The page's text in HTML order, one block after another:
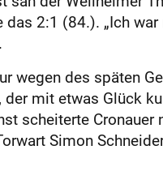
2:1 (84.). „Ich
wegen des späten
mit etwas Glück
scheiterte
Simon